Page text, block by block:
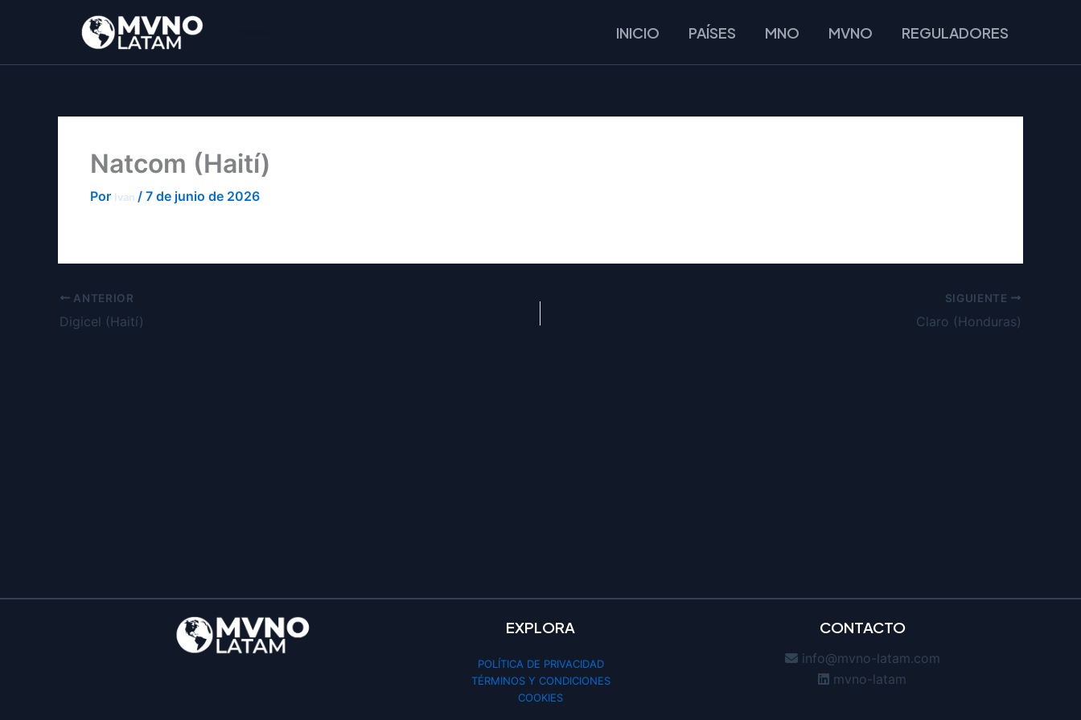
INICIO PAÍSES MNO MVNO REGULADORES
Natcom (Haití)
Por Ivan / 7 de junio de 2026
ANTERIOR
Digicel (Haití)
SIGUIENTE
Claro (Honduras)
EXPLORA
POLÍTICA DE PRIVACIDAD
TÉRMINOS Y CONDICIONES
COOKIES
CONTACTO
info@mvno-latam.com
mvno-latam